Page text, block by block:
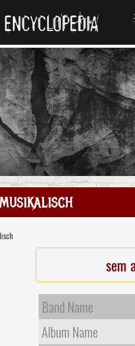
ENCYCLOPEDIA
sem
Band Name
Album Name